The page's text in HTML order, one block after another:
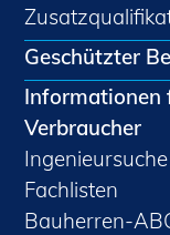
Geschützter
Informationen
Verbraucher
Fachlisten
Bauherren-